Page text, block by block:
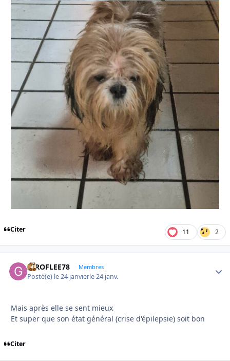
Citer 11 2
GIROFLEE78 Membres
Posté(e) le 24 janvierle 24 janv.
Mais après elle se sent mieux
Et super que son état général (crise d'épilepsie) soit bon
Citer